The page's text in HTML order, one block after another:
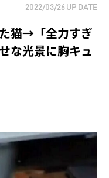
2022/03/26 UP DATE
猫→「全力すぎ
な光景に胸キュ